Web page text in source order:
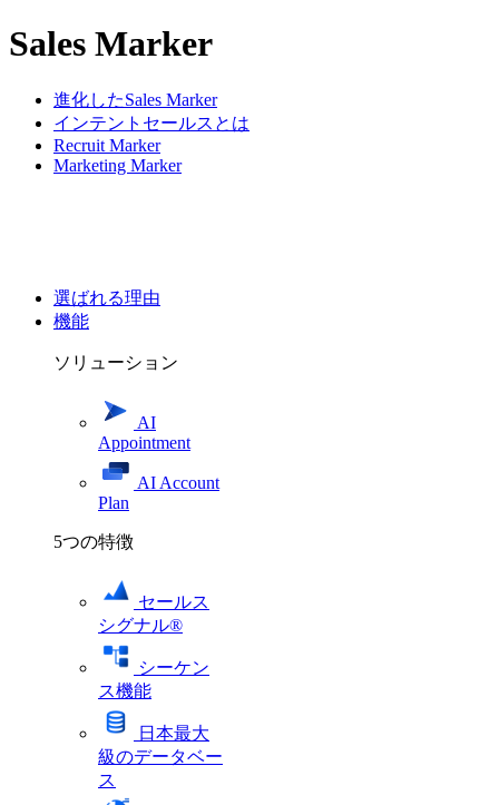
Sales Marker
進化したSales Marker
インテントセールスとは
Recruit Marker
Marketing Marker
選ばれる理由
機能
ソリューション
AI
Appointment
AI Account
Plan
5つの特徴
セールス
シグナル®
シーケン
ス機能
日本最大
級のデータベー
ス